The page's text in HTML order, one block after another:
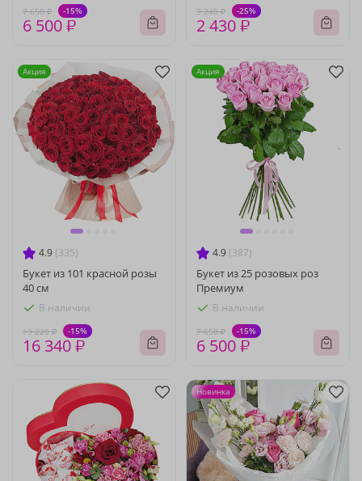
7 650 ₽ -15%
6 500 ₽
3 240 ₽ -25%
2 430 ₽
4.9 (335)
Букет из 101 красной розы
40 см
В наличии
19 220 ₽ -15%
16 340 ₽
Акция
4.9 (387)
Букет из 25 розовых роз
Премиум
В наличии
7 650 ₽ -15%
6 500 ₽
Акция
Новинка